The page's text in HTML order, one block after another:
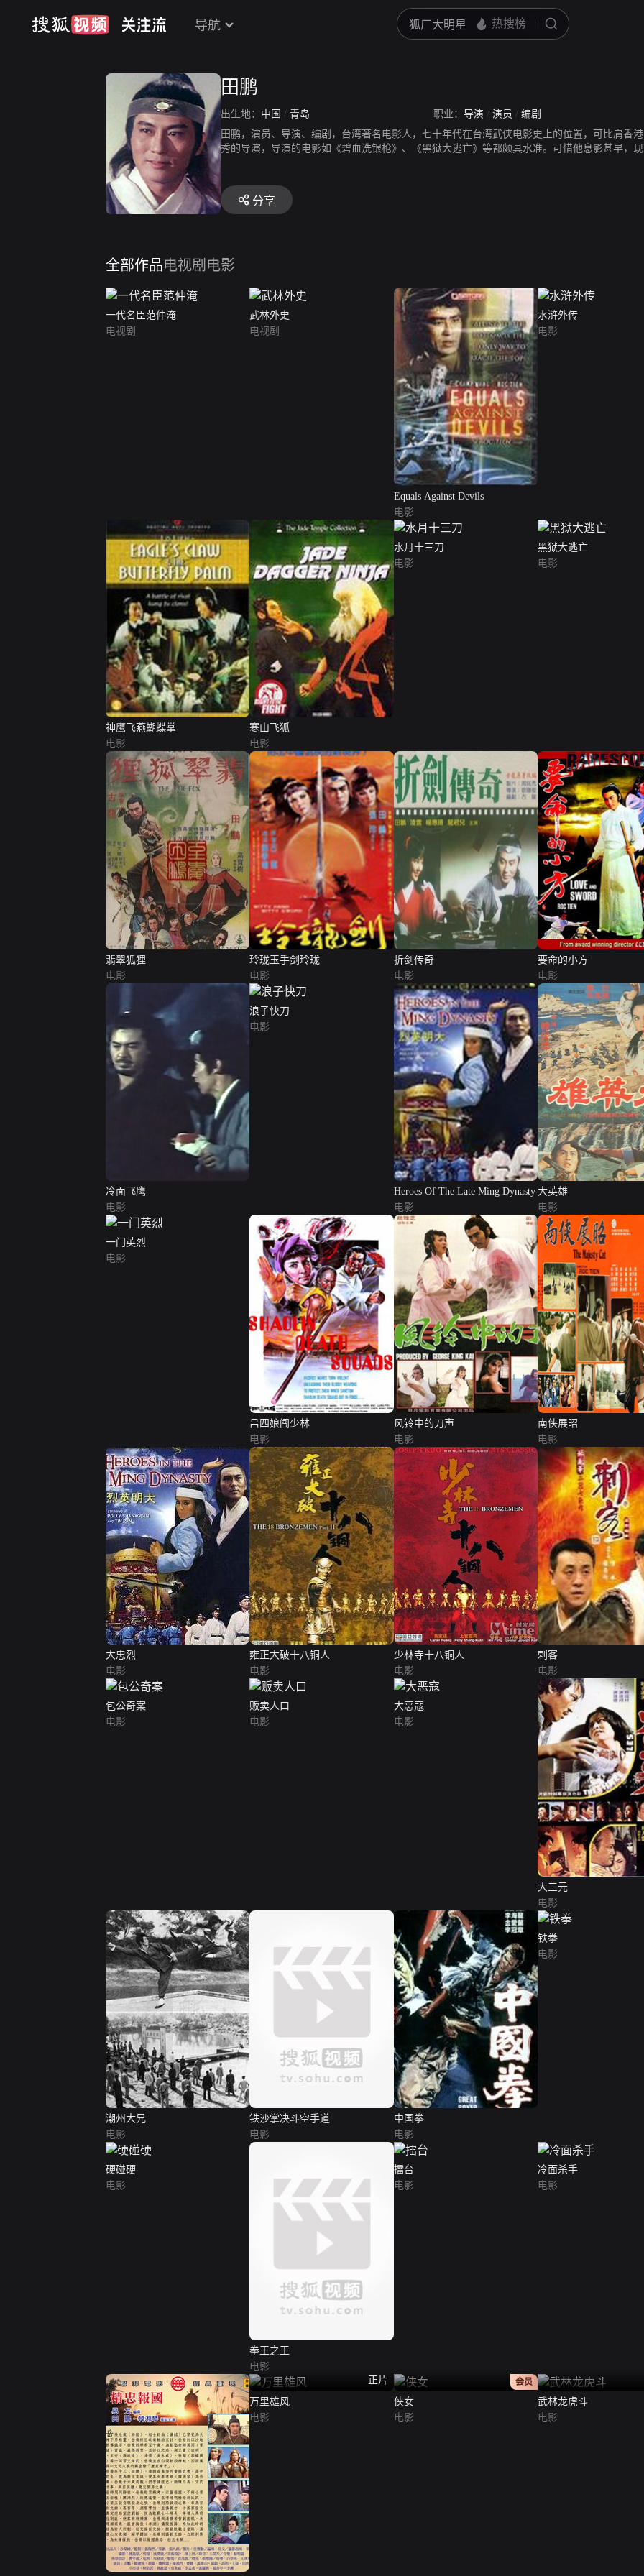
导航
田鹏
出生地： 中国 / 青岛 职业： 导演 / 演员 / 编剧
田鹏，演员、导演、编剧，台湾著名电影人，七十年代在台湾武侠电影史上的位置，可比肩香
秀的导演，导演的电影如《碧血洗银枪》、《黑狱大逃亡》等都颇具水准。可惜他息影甚早，
分享
全部作品电视剧 电影
一代名臣范仲淹
电视剧
武林外史
电视剧
Equals Against Devils
电影
水浒外传
电影
神鹰飞燕蝴蝶掌
电影
寒山飞狐
电影
水月十三刀
电影
黑狱大逃亡
电影
翡翠狐狸
电影
玲珑玉手剑玲珑
电影
折剑传奇
电影
要命的小方
电影
冷面飞鹰
电影
浪子快刀
电影
Heroes Of The Late Ming Dynasty
电影
大英雄
电影
一门英烈
电影
吕四娘闯少林
电影
风铃中的刀声
电影
南侠展昭
电影
大忠烈
电影
雍正大破十八铜人
电影
少林寺十八铜人
电影
刺客
电影
包公奇案
电影
贩卖人口
电影
大恶寇
电影
大三元
电影
潮州大兄
电影
铁沙掌决斗空手道
电影
中国拳
电影
铁拳
电影
硬碰硬
电影
拳王之王
电影
擂台
电影
冷面杀手
电影
正片
万里雄风
电影
正片
会员
侠女
电影
武林龙虎斗
电影